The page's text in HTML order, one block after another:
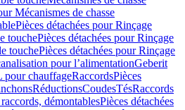
Mécanismes de chasse
Pièces détachées pour Rinçage
touchePièces détachées pour Rinçage
touchePièces détachées pour Rinçage
pour l’alimentationGeberit
pour chauffageRaccordsPièces
RéductionsCoudesTésRaccords
démontablesPièces détachées